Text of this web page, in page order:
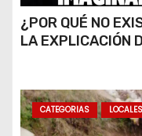
¿POR QUÉ NO
LA EXPLICACIÓN
CATEGORIAS LOCALES